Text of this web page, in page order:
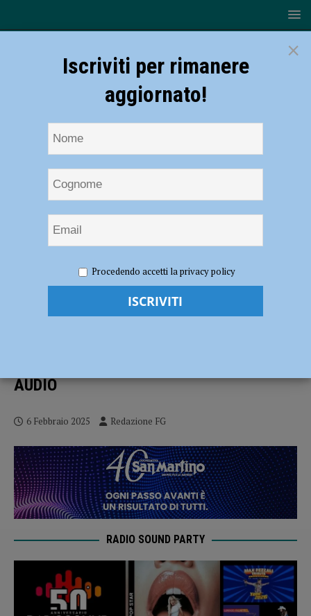
sostenibile, l’associazione Sonia Tosi incontra gli studenti venerdì 7
febbraio – AUDIO
Sulla strada giusta: sicurezza e mobilità
AUDIO
6 Febbraio 2025 Redazione FG
RADIO SOUND PARTY
×
Iscriviti per rimanere
aggiornato!
Procedendo accetti la privacy policy